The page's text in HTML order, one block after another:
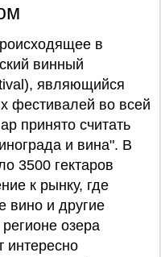
в
винный
являющийся
фестивалей во всей
принято считать
и вина". В
3500 гектаров
к рынку, где
вино и другие
озера
интересно